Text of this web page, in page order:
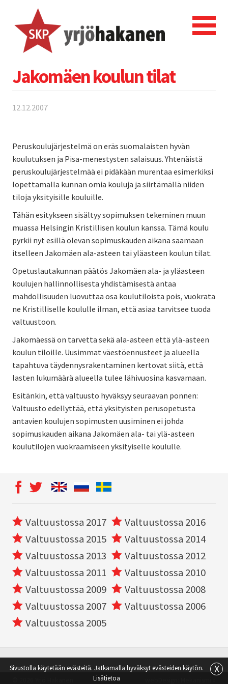
Jakomäen koulun tilat
12.12.2007
Peruskoulujärjestelmä on eräs suomalaisten hyvän
koulutuksen ja Pisa-menestysten salaisuus. Yhtenäistä
peruskoulujärjestelmää ei pidäkään murentaa esimerkiksi
lopettamalla kunnan omia kouluja ja siirtämällä niiden
tiloja yksityisille kouluille.
Tähän esitykseen sisältyy sopimuksen tekeminen muun
muassa Helsingin Kristillisen koulun kanssa. Tämä koulu
pyrkii nyt esillä olevan sopimuskauden aikana saamaan
itselleen Jakomäen ala-asteen tai yläasteen koulun tilat.
Opetuslautakunnan päätös Jakomäen ala- ja yläasteen
koulujen hallinnollisesta yhdistämisestä antaa
mahdollisuuden luovuttaa osa koulutiloista pois, vuokrata
ne Kristilliselle koululle ilman, että asiaa tarvitsee tuoda
valtuustoon.
Jakomäessä on tarvetta sekä ala-asteen että ylä-asteen
koulun tiloille. Uusimmat väestöennusteet ja alueella
tapahtuva täydennysrakentaminen kertovat siitä, että
lasten lukumäärä alueella tulee lähivuosina kasvamaan.
Esitänkin, että valtuusto hyväksyy seuraavan ponnen:
Valtuusto edellyttää, että yksityisten perusopetusta
antavien koulujen sopimusten uusiminen ei johda
sopimuskauden aikana Jakomäen ala- tai ylä-asteen
koulutilojen vuokraamiseen yksityiselle koululle.
Valtuustossa 2017
Valtuustossa 2016
Valtuustossa 2015
Valtuustossa 2014
Valtuustossa 2013
Valtuustossa 2012
Valtuustossa 2011
Valtuustossa 2010
Valtuustossa 2009
Valtuustossa 2008
Valtuustossa 2007
Valtuustossa 2006
Valtuustossa 2005
Sivustolla käytetään evästeitä. Jatkamalla hyväksyt evästeiden käytön.
Lisätietoa
X